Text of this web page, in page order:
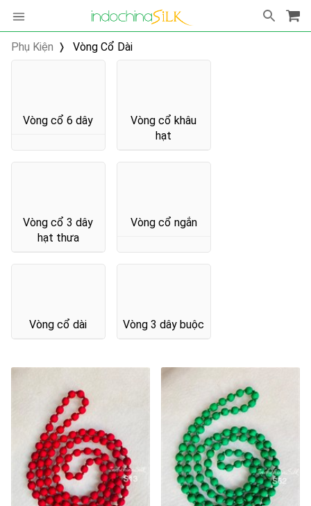
Phụ Kiện Vòng Cổ Dài
Vòng cổ 6 dây
Vòng cổ khâu
hạt
Vòng cổ 3 dây
hạt thưa
Vòng cổ ngắn
Vòng cổ dài Vòng 3 dây buộc